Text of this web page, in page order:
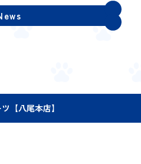
【八尾本店】